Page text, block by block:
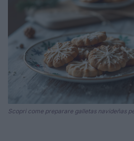
Scopri come preparare galletas navideñas